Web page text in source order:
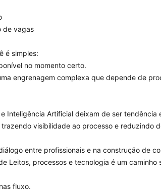
de vagas
é simples:
no momento certo.
engrenagem complexa que depende de
Inteligência Artificial deixam de ser tendência
visibilidade ao processo e reduzindo
entre profissionais e na construção de
Leitos, processos e tecnologia é um
fluxo.